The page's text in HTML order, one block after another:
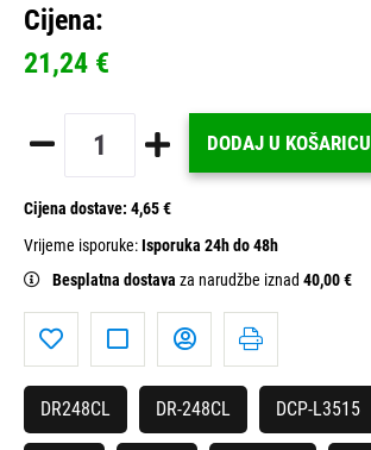
Cijena:
21,24 €
DODAJ U KOŠARICU
Cijena dostave: 4,65 €
Vrijeme isporuke:Isporuka 24h do 48h
Besplatna dostava za narudžbe iznad 40,00 €
DR248CL DR-248CL DCP-L3515